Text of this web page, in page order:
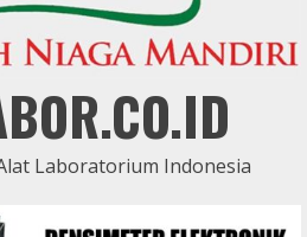
Laboratorium Indonesia